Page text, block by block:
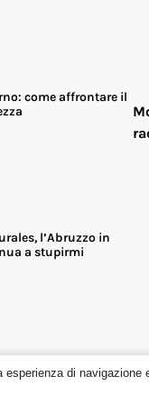
come affrontare il
l’Abruzzo in
a stupirmi
di